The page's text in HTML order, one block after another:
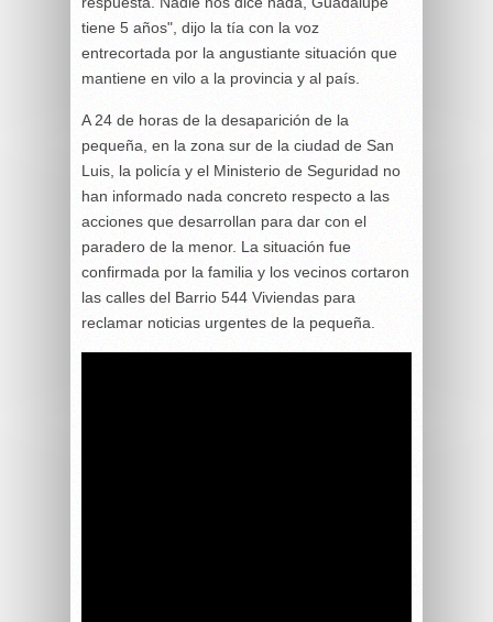
tiene 5 años", dijo la tía con la voz
entrecortada por la angustiante situación que
mantiene en vilo a la provincia y al país.
A 24 de horas de la desaparición de la
pequeña, en la zona sur de la ciudad de San
Luis, la policía y el Ministerio de Seguridad no
han informado nada concreto respecto a las
acciones que desarrollan para dar con el
paradero de la menor. La situación fue
confirmada por la familia y los vecinos cortaron
las calles del Barrio 544 Viviendas para
reclamar noticias urgentes de la pequeña.